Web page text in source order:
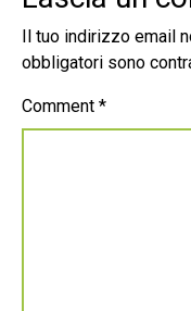
Il tuo indirizzo email
obbligatori sono
Comment *